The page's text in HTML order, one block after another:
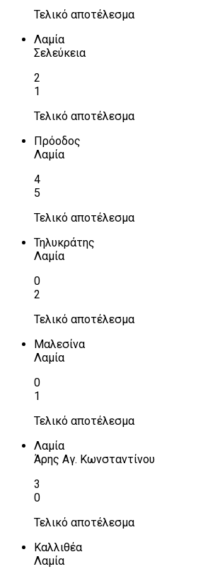
Τελικό αποτέλεσμα
Λαμία
Σελεύκεια
2
1
Τελικό αποτέλεσμα
Πρόοδος
Λαμία
4
5
Τελικό αποτέλεσμα
Τηλυκράτης
Λαμία
0
2
Τελικό αποτέλεσμα
Μαλεσίνα
Λαμία
0
1
Τελικό αποτέλεσμα
Λαμία
Άρης Αγ. Κωνσταντίνου
3
0
Τελικό αποτέλεσμα
Καλλιθέα
Λαμία